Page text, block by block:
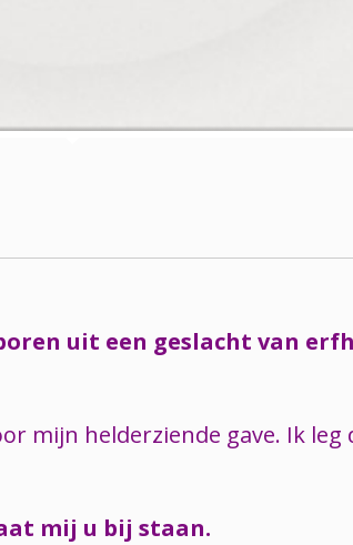
uit een geslacht van
mijn helderziende gave. Ik
mij u bij staan.